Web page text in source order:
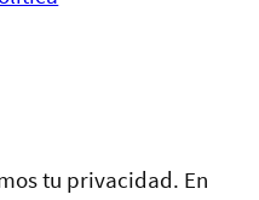
tu privacidad. En